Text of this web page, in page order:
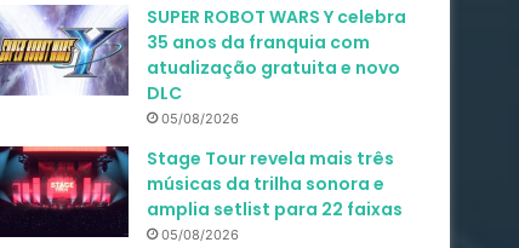
SUPER ROBOT WARS Y celebra
35 anos da franquia com
atualização gratuita e novo
DLC
05/08/2026
Stage Tour revela mais três
músicas da trilha sonora e
amplia setlist para 22 faixas
05/08/2026